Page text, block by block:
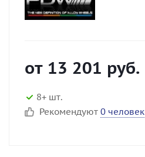
от 13 201 руб.
8+ шт.
Рекомендуют 0 человек